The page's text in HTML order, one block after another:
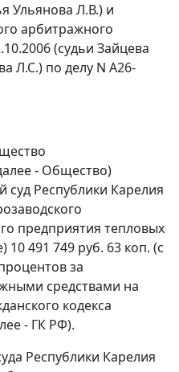
Ульянова Л.В.) и
арбитражного
(судьи Зайцева
Л.С.) по делу N А26-
- Общество)
Республики Карелия
предприятия тепловых
10 491 749 руб. 63 коп. (с
за
средствами на
кодекса
- ГК РФ).
Республики Карелия